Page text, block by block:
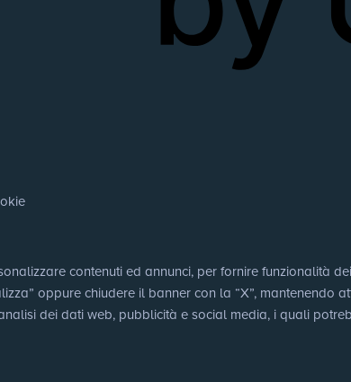
contenuti ed annunci, per fornire funzionalità
oppure chiudere il banner con la “X”,
dei dati web, pubblicità e social media, i quali